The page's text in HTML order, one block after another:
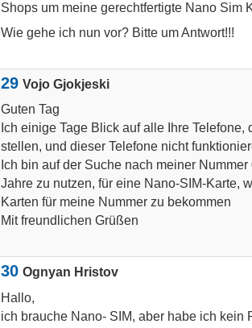
Shops um meine gerechtfertigte Nano Sim
Wie gehe ich nun vor? Bitte um Antwort!!!
29 Vojo Gjokjeski
Guten Tag
Ich einige Tage Blick auf alle Ihre Telefone,
stellen, und dieser Telefone nicht
Ich bin auf der Suche nach meiner
Jahre zu nutzen, für eine Nano-SIM-Karte,
Karten für meine Nummer zu bekommen
Mit freundlichen Grüßen
30 Ognyan Hristov
Hallo,
ich brauche Nano- SIM, aber habe ich kein